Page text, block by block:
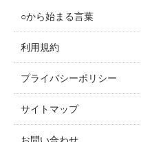
○から始まる言葉
利用規約
プライバシーポリシー
サイトマップ